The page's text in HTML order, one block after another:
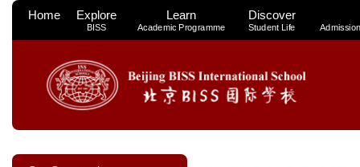
Home Explore
BISS
Learn
Academic Programme
Discover
Student Life